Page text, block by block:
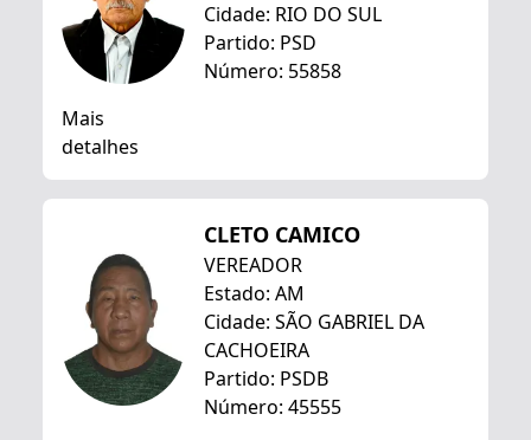
Cidade: RIO DO SUL
Partido: PSD
Número: 55858
Mais
detalhes
CLETO CAMICO
VEREADOR
Estado: AM
Cidade: SÃO GABRIEL DA
CACHOEIRA
Partido: PSDB
Número: 45555